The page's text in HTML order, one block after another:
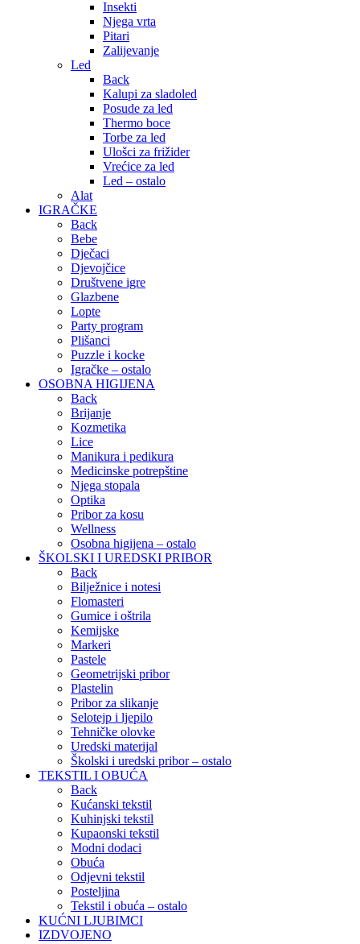
Insekti
Njega vrta
Pitari
Zalijevanje
Led
Back
Kalupi za sladoled
Posude za led
Thermo boce
Torbe za led
Ulošci za frižider
Vrećice za led
Led – ostalo
Alat
IGRAČKE
Back
Bebe
Dječaci
Djevojčice
Društvene igre
Glazbene
Lopte
Party program
Plišanci
Puzzle i kocke
Igračke – ostalo
OSOBNA HIGIJENA
Back
Brijanje
Kozmetika
Lice
Manikura i pedikura
Medicinske potrepštine
Njega stopala
Optika
Pribor za kosu
Wellness
Osobna higijena – ostalo
ŠKOLSKI I UREDSKI PRIBOR
Back
Bilježnice i notesi
Flomasteri
Gumice i oštrila
Kemijske
Markeri
Pastele
Geometrijski pribor
Plastelin
Pribor za slikanje
Selotejp i ljepilo
Tehničke olovke
Uredski materijal
Školski i uredski pribor – ostalo
TEKSTIL I OBUĆA
Back
Kućanski tekstil
Kuhinjski tekstil
Kupaonski tekstil
Modni dodaci
Obuća
Odjevni tekstil
Posteljina
Tekstil i obuća – ostalo
KUĆNI LJUBIMCI
IZDVOJENO